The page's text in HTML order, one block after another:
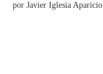
por Javier Iglesia Aparicio